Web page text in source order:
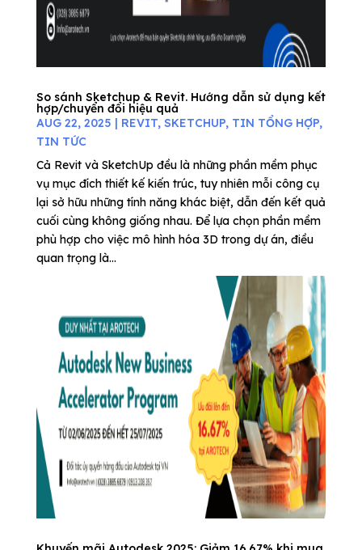
So sánh Sketchup & Revit. Hướng dẫn sử dụng kết
hợp/chuyển đổi hiệu quả
AUG 22, 2025 | REVIT, SKETCHUP, TIN TỔNG HỢP,
TIN TỨC
Cả Revit và SketchUp đều là những phần mềm phục
vụ mục đích thiết kế kiến trúc, tuy nhiên mỗi công cụ
lại sở hữu những tính năng khác biệt, dẫn đến kết quả
cuối cùng không giống nhau. Để lựa chọn phần mềm
phù hợp cho việc mô hình hóa 3D trong dự án, điều
quan trọng là...